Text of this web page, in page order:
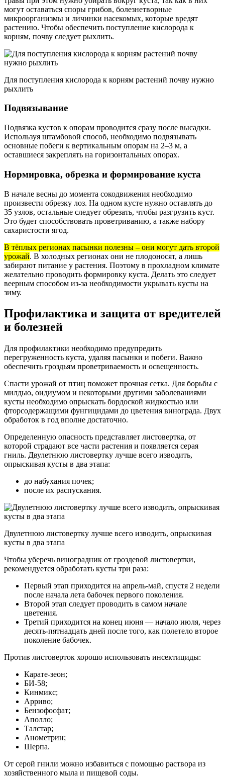
могут оставаться споры грибов, болезнетворные
микроорганизмы и личинки насекомых, которые вредят
растению. Чтобы обеспечить поступление кислорода к
корням, почву следует рыхлить.
Для поступления кислорода к корням растений почву нужно
рыхлить
Подвязывание
Подвязка кустов к опорам проводится сразу после высадки.
Используя штамбовой способ, необходимо подвязывать
основные побеги к вертикальным опорам на 2–3 м, а
оставшиеся закреплять на горизонтальных опорах.
Нормировка, обрезка и формирование куста
В начале весны до момента сокодвижения необходимо
произвести обрезку лоз. На одном кусте нужно оставлять до
35 узлов, остальные следует обрезать, чтобы разгрузить куст.
Это будет способствовать проветриванию, а также набору
сахаристости ягод.
В тёплых регионах пасынки полезны – они могут дать второй
урожай. В холодных регионах они не плодоносят, а лишь
забирают питание у растения. Поэтому в прохладном климате
желательно проводить формировку куста. Делать это следует
веерным способом из-за необходимости укрывать кусты на
зиму.
Профилактика и защита от вредителей
и болезней
Для профилактики необходимо предупредить
перегруженность куста, удаляя пасынки и побеги. Важно
обеспечить гроздьям проветриваемость и освещенность.
Спасти урожай от птиц поможет прочная сетка. Для борьбы с
милдью, оидиумом и некоторыми другими заболеваниями
кусты необходимо опрыскать бордоской жидкостью или
фторсодержащими фунгицидами до цветения винограда. Двух
обработок в год вполне достаточно.
Определенную опасность представляет листовертка, от
которой страдают все части растения и появляется серая
гниль. Двулетнюю листовертку лучше всего изводить,
опрыскивая кусты в два этапа:
до набухания почек;
после их распускания.
Двулетнюю листовертку лучше всего изводить, опрыскивая
кусты в два этапа
Чтобы уберечь виноградник от гроздевой листовертки,
рекомендуется обработать кусты три раза:
Первый этап приходится на апрель-май, спустя 2 недели
после начала лета бабочек первого поколения.
Второй этап следует проводить в самом начале
цветения.
Третий приходится на конец июня — начало июля, через
десять-пятнадцать дней после того, как полетело второе
поколение бабочек.
Против листоверток хорошо использовать инсектициды:
Карате-зеон;
БИ-58;
Кинмикс;
Арриво;
Бензофосфат;
Аполло;
Талстар;
Анометрин;
Шерпа.
От серой гнили можно избавиться с помощью раствора из
хозяйственного мыла и пищевой соды.